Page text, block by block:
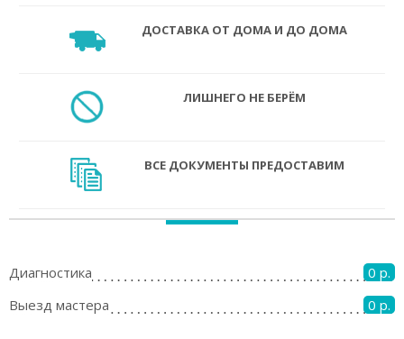
ДОСТАВКА ОТ ДОМА И ДО ДОМА
ЛИШНЕГО НЕ БЕРЁМ
ВСЕ ДОКУМЕНТЫ ПРЕДОСТАВИМ
Диагностика
0 р.
Выезд мастера
0 р.